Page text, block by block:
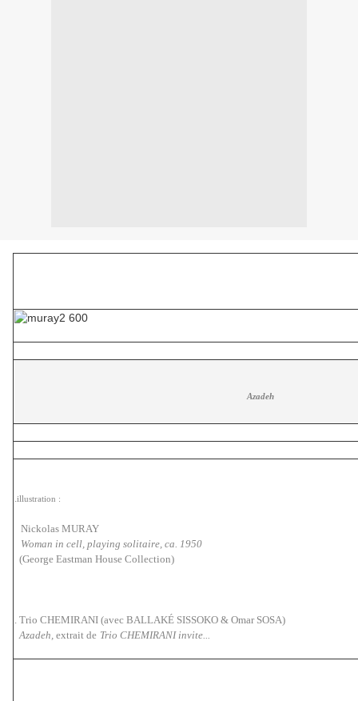
Azadeh
.illustration :
Nickolas MURAY
Woman in cell, playing solitaire, ca. 1950
(George Eastman House Collection)
. Trio CHEMIRANI (avec BALLAKÉ SISSOKO & Omar SOSA)
Azadeh, extrait de Trio CHEMIRANI invite...